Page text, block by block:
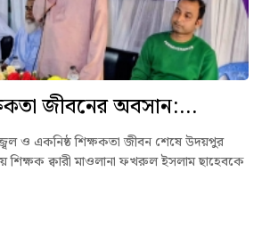
জীবনের অবসান:...
ও একনিষ্ঠ শিক্ষকতা জীবন শেষে উদয়পুর
শিক্ষক ক্বারী মাওলানা ফখরুল ইসলাম ছাহেবকে